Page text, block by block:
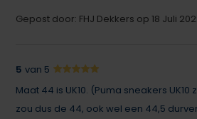
Gepost door: FHJ Dekkers op 18 Juli
5 van 5
Maat 44 is UK10. (Puma sneakers
zou dus de 44, ook wel een 44,5